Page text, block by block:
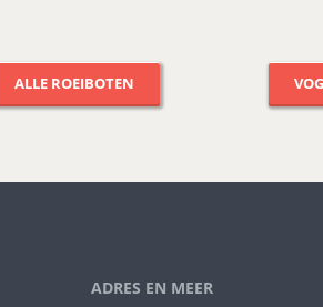
ALLE ROEIBOTEN
ADRES EN MEER